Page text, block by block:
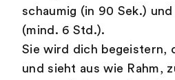
schaumig (in 90 Sek.)
(mind. 6 Std.).
Sie wird dich begeistern,
und sieht aus wie Rahm,